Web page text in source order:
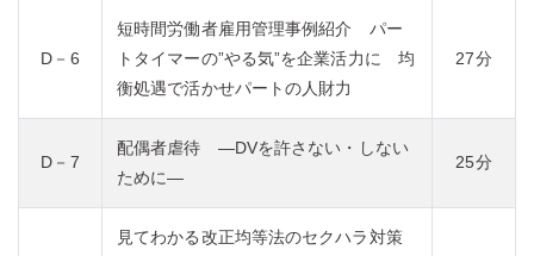
D－6
短時間労働者雇用管理事例紹介 パー
トタイマーの”やる気”を企業活力に 均
衡処遇で活かせパートの人財力
27分
D－7
配偶者虐待 ―DVを許さない・しない
ために―
25分
見てわかる改正均等法のセクハラ対策